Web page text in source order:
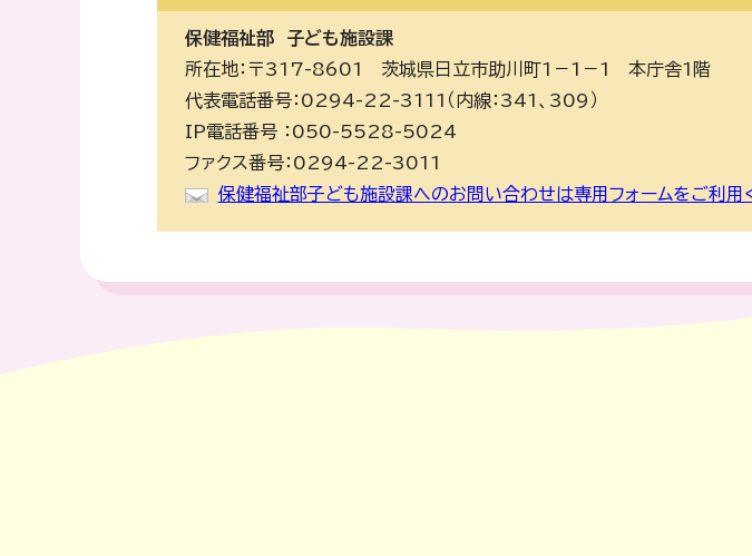
保健福祉部 子ども施設課
所在地：〒317-8601 茨城県日立市助川町1－1－1 本庁舎1階
代表電話番号：0294-22-3111（内線：341、309）
IP電話番号 ：050-5528-5024
ファクス番号：0294-22-3011
保健福祉部子ども施設課へのお問い合わせは専用フォームをご利用